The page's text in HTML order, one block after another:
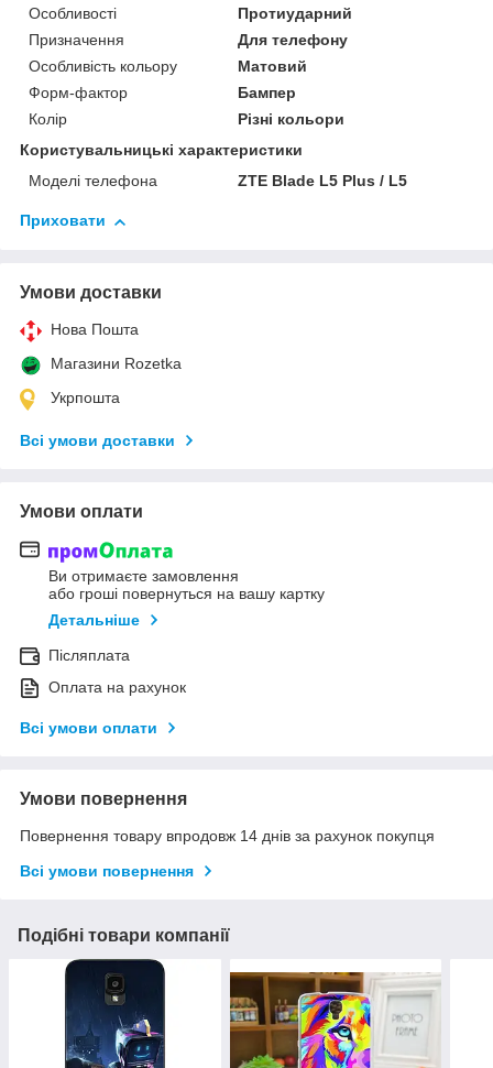
Особливості
Протиударний
Призначення
Для телефону
Особливість кольору
Матовий
Форм-фактор
Бампер
Колір
Різні кольори
Користувальницькі характеристики
Моделі телефона
ZTE Blade L5 Plus / L5
Приховати
Умови доставки
Нова Пошта
Магазини Rozetka
Укрпошта
Всі умови доставки
Умови оплати
Ви отримаєте замовлення
або гроші повернуться на вашу картку
Детальніше
Післяплата
Оплата на рахунок
Всі умови оплати
Умови повернення
Повернення товару впродовж 14 днів за рахунок покупця
Всі умови повернення
Подібні товари компанії